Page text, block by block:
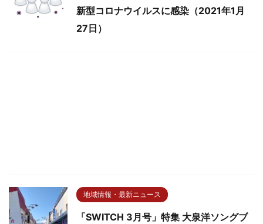
新型コロナウイルスに感染（2021年1月
27日）
地域情報・最新ニュース
「SWITCH 3月号」特集 大泉洋ソングブ